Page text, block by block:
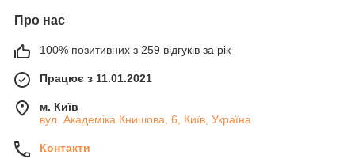
Про нас
100% позитивних з 259 відгуків за рік
Працює з 11.01.2021
м. Київ
вул. Академіка Книшовa, 6, Київ, Україна
Контакти